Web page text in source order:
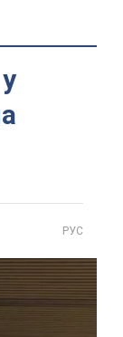
РУС